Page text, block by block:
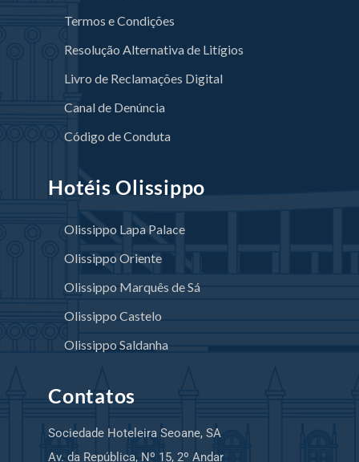
Termos e Condições
Resolução Alternativa de Litígios
Livro de Reclamações Digital
Canal de Denúncia
Código de Conduta
Hotéis Olissippo
Olissippo Lapa Palace
Olissippo Oriente
Olissippo Marquês de Sá
Olissippo Castelo
Olissippo Saldanha
Contatos
Sociedade Hoteleira Seoane, SA
Av. da República, Nº 15, 2º Andar